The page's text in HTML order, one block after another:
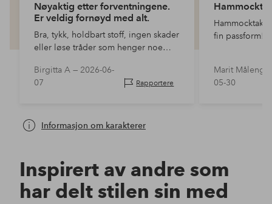
Nøyaktig etter forventningene.
Er veldig fornøyd med alt.
Bra, tykk, holdbart stoff, ingen skader
eller løse tråder som henger noe
hengekøyerammen.
Birgitta A — 2026-06-
07
Rapportere
fin passform!
Marit Måleng
05-30
Informasjon om karakterer
Inspirert av andre som
har delt stilen sin med